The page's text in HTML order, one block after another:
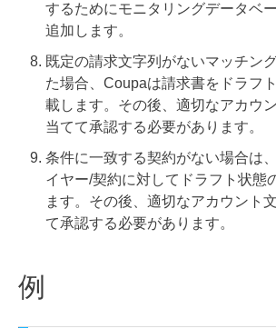
するためにモニタリングデータベ
追加します。
既定の請求文字列がないマッチン
た場合、Coupaは請求書をドラフ
載します。その後、適切なアカウ
当てて承認する必要があります。
条件に一致する契約がない場合は
イヤー/契約に対してドラフト状態
ます。その後、適切なアカウント
て承認する必要があります。
例